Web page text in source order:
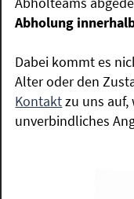
Abholung
Dabei kommt es
Alter oder den
Kontaktzu uns auf,
unverbindliches